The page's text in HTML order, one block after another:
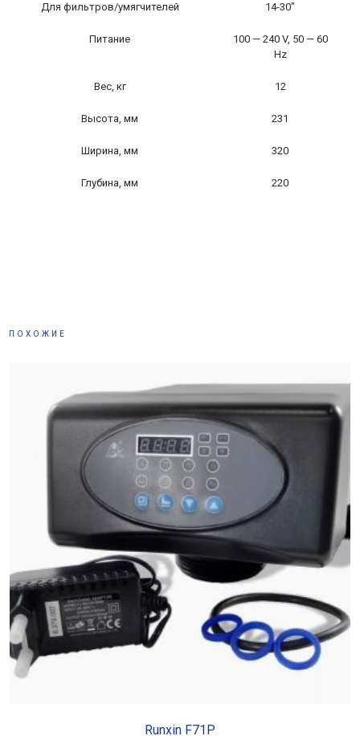
Для фильтров/умягчителей 14-30″
Питание
100 — 240 V, 50 — 60
Hz
Вес, кг 12
Высота, мм 231
Ширина, мм 320
Глубина, мм 220
ПОХОЖИЕ
Runxin F71P